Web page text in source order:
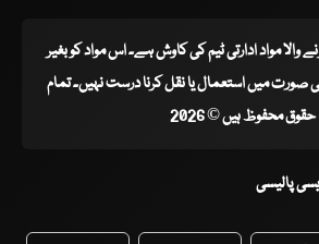
والا مواد ادارتی ٹیم کی کاوش ہے۔ اس مواد کو بغیر
میں استعمال یا نقل کرنا درست نہیں۔ تمام
حقوق محفوظ ہیں © 2026
پالیسی